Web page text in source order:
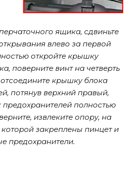
ящика, сдвиньте
влево за первой
откройте крышку
поверните винт на четверть
крышку блока
потянув верхний правый,
предохранителей полностью
извлеките опору, на
закреплены пинцет и
предохранители.